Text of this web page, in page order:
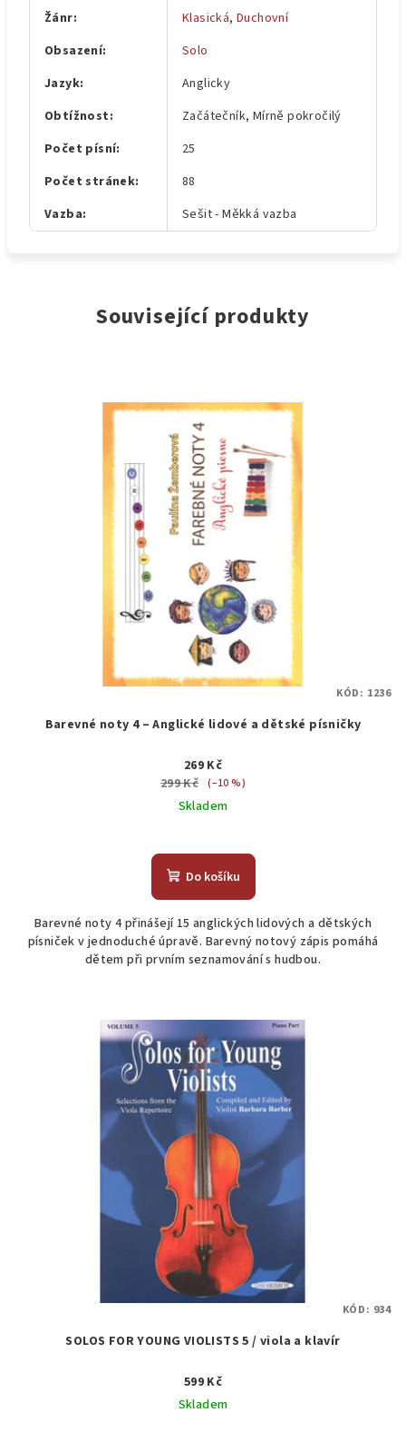
Žánr: Klasická,Duchovní
Obsazení:
Solo
Jazyk:
Anglicky
Obtížnost:
Začátečník, Mírně pokročilý
Počet písní:
25
Počet stránek:
88
Vazba: Sešit - Měkká vazba
Související produkty
Barevné noty 4 – Anglické lidové a dětské písničky
269 Kč
299 Kč (–10 %)
Skladem
Do košíku
Barevné noty 4 přinášejí 15 anglických lidových a dětských
písniček v jednoduché úpravě. Barevný notový zápis pomáhá
dětem při prvním seznamování s hudbou.
KÓD: 1236
SOLOS FOR YOUNG VIOLISTS 5 / viola a klavír
599 Kč
Skladem
KÓD: 934